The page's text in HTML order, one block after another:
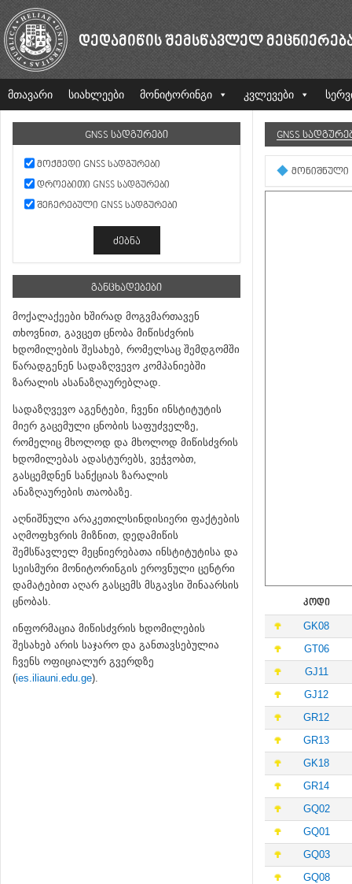
ᲓᲔᲓᲐᲛᲘᲬᲘᲡ ᲨᲔᲛᲡᲬᲐᲕᲚᲔᲚ
მთავარი სიახლეები მონიტორინგი კვლევები
GNSS ᲡᲐᲓᲒᲣᲠᲔᲑᲘ
ᲛᲝᲥᲛᲔᲓᲘ GNSS ᲡᲐᲓᲒᲣᲠᲔᲑᲘ
ᲓᲠᲝᲔᲑᲘᲗᲘ GNSS ᲡᲐᲓᲒᲣᲠᲔᲑᲘ
ᲨᲔᲩᲔᲠᲔᲑᲣᲚᲘ GNSS ᲡᲐᲓᲒᲣᲠᲔᲑᲘ
ᲒᲐᲜᲪᲮᲐᲓᲔᲑᲔᲑᲘ
მოქალაქეები ხშირად მოგვმართავენ
თხოვნით, გავცეთ ცნობა მიწისძვრის
ხდომილების შესახებ, რომელსაც შემდგომში
წარადგენენ სადაზღვევო კომპანიებში
ზარალის ასანაზღაურებლად.
სადაზღვევო აგენტები, ჩვენი ინსტიტუტის
მიერ გაცემული ცნობის საფუძველზე,
რომელიც მხოლოდ და მხოლოდ მიწისძვრის
ხდომილებას ადასტურებს, ვეჭვობთ,
გასცემდნენ სანქციას ზარალის
ანაზღაურების თაობაზე.
აღნიშნული არაკეთილსინდისიერი ფაქტების
აღმოფხვრის მიზნით, დედამიწის
შემსწავლელ მეცნიერებათა ინსტიტუტისა და
სეისმური მონიტორინგის ეროვნული ცენტრი
დამატებით აღარ გასცემს მსგავსი შინაარსის
ცნობას.
ინფორმაცია მიწისძვრის ხდომილების
შესახებ არის საჯარო და განთავსებულია
ჩვენს ოფიციალურ გვერდზე
(ies.iliauni.edu.ge).
GNSS
ᲛᲝᲜᲘᲨᲜᲣᲚᲘ
ᲙᲝᲓᲘ
GK08
GT06
GJ11
GJ12
GR12
GR13
GK18
GR14
GQ02
GQ01
GQ03
GQ08